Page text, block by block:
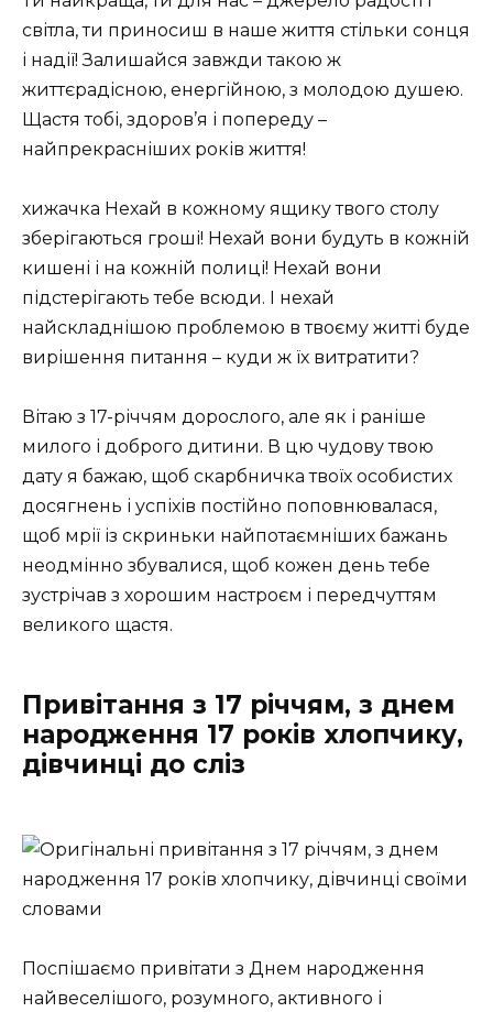
світла, ти приносиш в наше життя стільки сонця
і надії! Залишайся завжди такою ж
життєрадісною, енергійною, з молодою душею.
Щастя тобі, здоров’я і попереду –
найпрекрасніших років життя!
хижачка Нехай в кожному ящику твого столу
зберігаються гроші! Нехай вони будуть в кожній
кишені і на кожній полиці! Нехай вони
підстерігають тебе всюди. І нехай
найскладнішою проблемою в твоєму житті буде
вирішення питання – куди ж їх витратити?
Вітаю з 17-річчям дорослого, але як і раніше
милого і доброго дитини. В цю чудову твою
дату я бажаю, щоб скарбничка твоїх особистих
досягнень і успіхів постійно поповнювалася,
щоб мрії із скриньки найпотаємніших бажань
неодмінно збувалися, щоб кожен день тебе
зустрічав з хорошим настроєм і передчуттям
великого щастя.
Привітання з 17 річчям, з днем
народження 17 років хлопчику,
дівчинці до сліз
Поспішаємо привітати з Днем народження
найвеселішого, розумного, активного і